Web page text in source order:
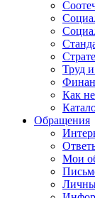
Труд и
Как
Обращения
Мои